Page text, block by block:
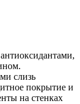
слизь
покрытие и
на стенках